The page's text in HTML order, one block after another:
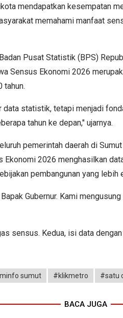
mendapatkan kesempatan
memahami manfaat
Pusat Statistik (BPS)
Sensus Ekonomi 2026
tahun.
statistik, tetapi menjadi
tahun ke depan," ujarnya.
pemerintah daerah di
2026 menghasilkan
pembangunan yang lebih
Gubernur. Kami
sensus. Kedua, isi data
sumut #klikmetro #satu
BACA JUGA